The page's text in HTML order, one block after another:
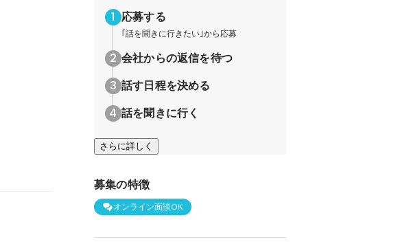
応募する
｢話を聞きに行きたい｣から応募
会社からの返信を待つ
話す日程を決める
話を聞きに行く
さらに詳しく
募集の特徴
オンライン面談OK